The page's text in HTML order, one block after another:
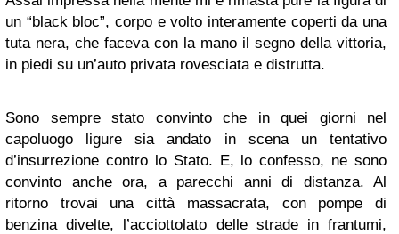
un “black bloc”, corpo e volto interamente coperti da una
tuta nera, che faceva con la mano il segno della vittoria,
in piedi su un’auto privata rovesciata e distrutta.
Sono sempre stato convinto che in quei giorni nel
capoluogo ligure sia andato in scena un tentativo
d’insurrezione contro lo Stato. E, lo confesso, ne sono
convinto anche ora, a parecchi anni di distanza. Al
ritorno trovai una città massacrata, con pompe di
benzina divelte, l’acciottolato delle strade in frantumi,